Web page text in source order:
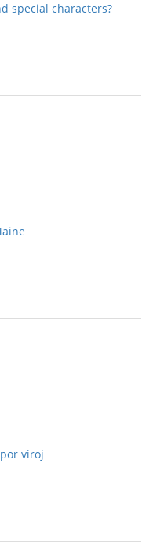
special characters?
viroj